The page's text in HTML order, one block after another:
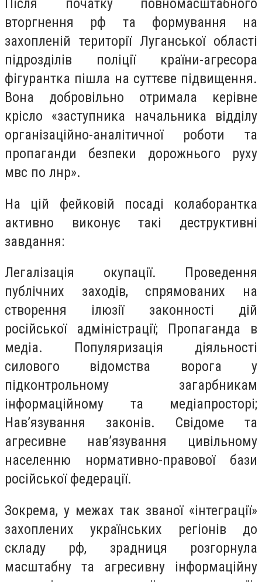
Після початку повномасштабного
вторгнення рф та формування на
захопленій території Луганської області
підрозділів поліції країни-агресора
фігурантка пішла на суттєве підвищення.
Вона добровільно отримала керівне
крісло «заступника начальника відділу
організаційно-аналітичної роботи та
пропаганди безпеки дорожнього руху
мвс по лнр».
На цій фейковій посаді колаборантка
активно виконує такі деструктивні
завдання:
Легалізація окупації. Проведення
публічних заходів, спрямованих на
створення ілюзії законності дій
російської адміністрації; Пропаганда в
медіа. Популяризація діяльності
силового відомства ворога у
підконтрольному загарбникам
інформаційному та медіапросторі;
Нав’язування законів. Свідоме та
агресивне нав’язування цивільному
населенню нормативно-правової бази
російської федерації.
Зокрема, у межах так званої «інтеграції»
захоплених українських регіонів до
складу рф, зрадниця розгорнула
масштабну та агресивну інформаційну